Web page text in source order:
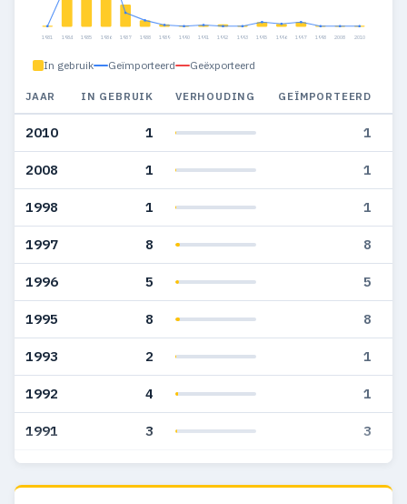
1981 1984 1985 1986 1987 1988 1989 1990 1991 1992 1993 1995 1996 1997 1998 2008 2010
In gebruik Geïmporteerd Geëxporteerd
JAAR IN GEBRUIK VERHOUDING GEÏMPORTEERD
2010 1 1
2008 1 1
1998 1 1
1997 8 8
1996 5 5
1995 8 8
1993 2 1
1992 4 1
1991 3 3
1990 2 1